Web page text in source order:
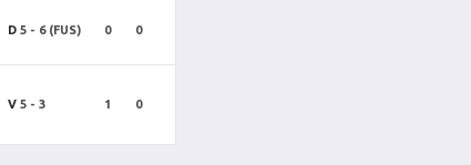
D 5 - 6 (FUS) 0 0
V 5 - 3 1 0